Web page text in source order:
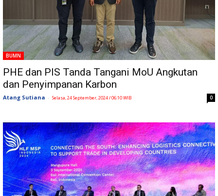
BUMN
PHE dan PIS Tanda Tangani MoU Angkutan
dan Penyimpanan Karbon
Atang Sutiana - Selasa, 24 September, 2024 / 06:10 WIB 0